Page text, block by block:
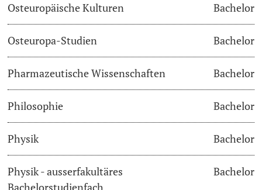
Osteuropäische Kulturen Bachelor
Osteuropa-Studien Bachelor
Pharmazeutische Wissenschaften Bachelor
Philosophie Bachelor
Physik Bachelor
Physik - ausserfakultäres
Bachelorstudienfach
Bachelor